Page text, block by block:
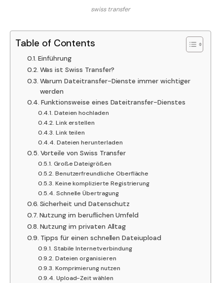
swiss transfer
Table of Contents
Einführung
Was ist Swiss Transfer?
Warum Dateitransfer-Dienste immer wichtiger
werden
Funktionsweise eines Dateitransfer-Dienstes
Dateien hochladen
Link erstellen
Link teilen
Dateien herunterladen
Vorteile von Swiss Transfer
Große Dateigrößen
Benutzerfreundliche Oberfläche
Keine komplizierte Registrierung
Schnelle Übertragung
Sicherheit und Datenschutz
Nutzung im beruflichen Umfeld
Nutzung im privaten Alltag
Tipps für einen schnellen Dateiupload
Stabile Internetverbindung
Dateien organisieren
Komprimierung nutzen
Upload-Zeit wählen